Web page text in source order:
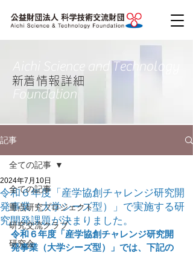
Aichi Science and Technology
Foundation
​新着情報詳細
記事
全ての記事
重点研究プロジェクト
研究交流クラブ
研究会
全ての記事
令和６年度「産学協創チャレンジ研究開
発事業（大学シーズ型）」で実施する研
究開発課題が決まりました。
2024年7月10日
令和６年度「産学協創チャレンジ研究開
発事業（大学シーズ型）」では、下記の